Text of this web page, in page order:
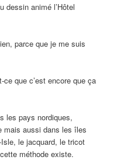
dessin animé l’Hôtel
parce que je me suis
ce que c’est encore que ça
les pays nordiques,
mais aussi dans les îles
le jacquard, le tricot
méthode existe.